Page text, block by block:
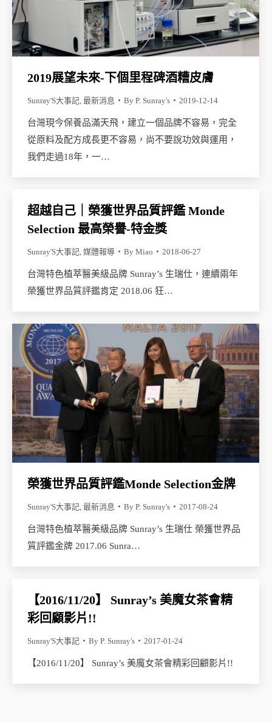
2019展望未來-下個里程碑酒糟皮膚
Sunray'S大事記 最新消息 By P. Sunray's 2019-12-14
台灣現今保養品滿天飛，建立一個品牌不容易，完全
從原料及配方成長更不容易，尚不要說功效與運用，
我們走過18年，一…
超越自己｜榮獲世界品質評鑑 Monde
Selection 最高榮譽-特金獎
Sunray'S大事記 媒體報導 By Miao 2018-06-27
台灣特色植萃醫美級品牌 Sunray’s 生瑞仕，連續兩年
榮獲世界品質評鑑肯定 2018.06 狂…
榮獲世界品質評鑑Monde Selection金牌
Sunray'S大事記 最新消息 By P. Sunray's 2017-08-24
台灣特色植萃醫美級品牌 Sunray’s 生瑞仕 榮獲世界品
質評鑑金牌 2017.06 Sunra…
【2016/11/20】 Sunray’s 美魔女茶會精
彩回顧影片!!
Sunray'S大事記 By P. Sunray's 2017-01-24
【2016/11/20】 Sunray’s 美魔女茶會精彩回顧影片!!